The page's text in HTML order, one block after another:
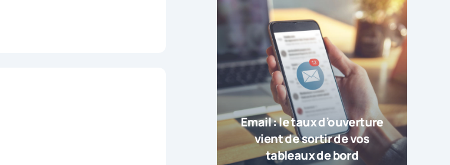
Email : le taux d’ouverture
vient de sortir de vos
tableaux de bord